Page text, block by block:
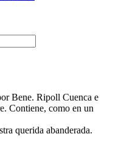
Bene. Ripoll Cuenca e
Contiene, como en un
querida abanderada.